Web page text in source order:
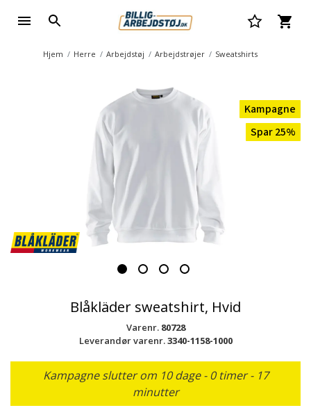
Hjem Herre Arbejdstøj Arbejdstrøjer Sweatshirts
Kampagne
Spar 25%
Blåkläder sweatshirt, Hvid
Varenr. 80728
Leverandør varenr.3340-1158-1000
Kampagne slutter om 10 dage - 0 timer - 17
minutter